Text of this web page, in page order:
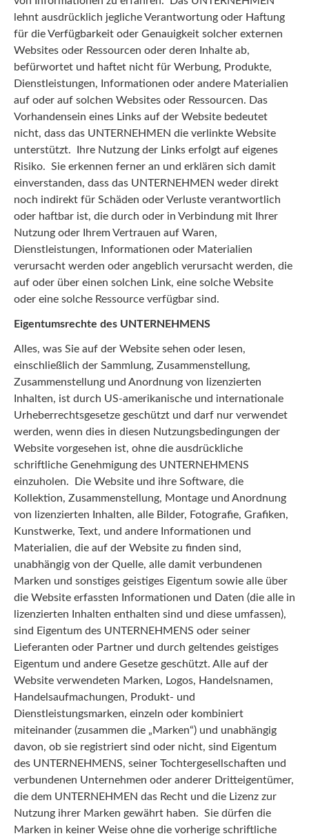
lehnt ausdrücklich jegliche Verantwortung oder Haftung
für die Verfügbarkeit oder Genauigkeit solcher externen
Websites oder Ressourcen oder deren Inhalte ab,
befürwortet und haftet nicht für Werbung, Produkte,
Dienstleistungen, Informationen oder andere Materialien
auf oder auf solchen Websites oder Ressourcen. Das
Vorhandensein eines Links auf der Website bedeutet
nicht, dass das UNTERNEHMEN die verlinkte Website
unterstützt. Ihre Nutzung der Links erfolgt auf eigenes
Risiko. Sie erkennen ferner an und erklären sich damit
einverstanden, dass das UNTERNEHMEN weder direkt
noch indirekt für Schäden oder Verluste verantwortlich
oder haftbar ist, die durch oder in Verbindung mit Ihrer
Nutzung oder Ihrem Vertrauen auf Waren,
Dienstleistungen, Informationen oder Materialien
verursacht werden oder angeblich verursacht werden, die
auf oder über einen solchen Link, eine solche Website
oder eine solche Ressource verfügbar sind.
Eigentumsrechte des UNTERNEHMENS
Alles, was Sie auf der Website sehen oder lesen,
einschließlich der Sammlung, Zusammenstellung,
Zusammenstellung und Anordnung von lizenzierten
Inhalten, ist durch US-amerikanische und internationale
Urheberrechtsgesetze geschützt und darf nur verwendet
werden, wenn dies in diesen Nutzungsbedingungen der
Website vorgesehen ist, ohne die ausdrückliche
schriftliche Genehmigung des UNTERNEHMENS
einzuholen. Die Website und ihre Software, die
Kollektion, Zusammenstellung, Montage und Anordnung
von lizenzierten Inhalten, alle Bilder, Fotografie, Grafiken,
Kunstwerke, Text, und andere Informationen und
Materialien, die auf der Website zu finden sind,
unabhängig von der Quelle, alle damit verbundenen
Marken und sonstiges geistiges Eigentum sowie alle über
die Website erfassten Informationen und Daten (die alle in
lizenzierten Inhalten enthalten sind und diese umfassen),
sind Eigentum des UNTERNEHMENS oder seiner
Lieferanten oder Partner und durch geltendes geistiges
Eigentum und andere Gesetze geschützt. Alle auf der
Website verwendeten Marken, Logos, Handelsnamen,
Handelsaufmachungen, Produkt- und
Dienstleistungsmarken, einzeln oder kombiniert
miteinander (zusammen die „Marken“) und unabhängig
davon, ob sie registriert sind oder nicht, sind Eigentum
des UNTERNEHMENS, seiner Tochtergesellschaften und
verbundenen Unternehmen oder anderer Dritteigentümer,
die dem UNTERNEHMEN das Recht und die Lizenz zur
Nutzung ihrer Marken gewährt haben. Sie dürfen die
Marken in keiner Weise ohne die vorherige schriftliche